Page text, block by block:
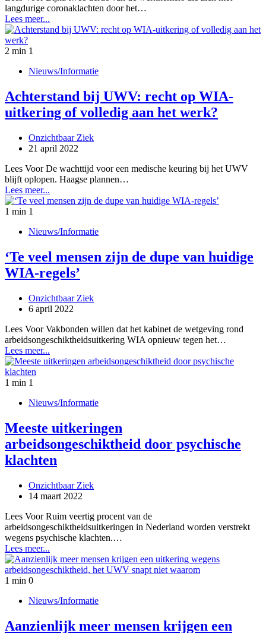
langdurige coronaklachten door het…
Lees meer...
2 min 1
Nieuws/Informatie
Achterstand bij UWV: recht op WIA-
uitkering of volledig aan het werk?
Onzichtbaar Ziek
21 april 2022
Lees Voor De wachttijd voor een medische keuring bij het UWV
blijft oplopen. Haagse plannen…
Lees meer...
1 min 1
Nieuws/Informatie
‘Te veel mensen zijn de dupe van huidige
WIA-regels’
Onzichtbaar Ziek
6 april 2022
Lees Voor Vakbonden willen dat het kabinet de wetgeving rond
arbeidsongeschiktheidsuitkering WIA opnieuw tegen het…
Lees meer...
1 min 1
Nieuws/Informatie
Meeste uitkeringen
arbeidsongeschiktheid door psychische
klachten
Onzichtbaar Ziek
14 maart 2022
Lees Voor Ruim veertig procent van de
arbeidsongeschiktheidsuitkeringen in Nederland worden verstrekt
wegens psychische klachten.…
Lees meer...
1 min 0
Nieuws/Informatie
Aanzienlijk meer mensen krijgen een